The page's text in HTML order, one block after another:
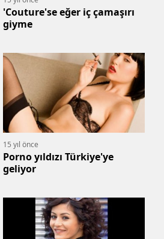
'Couture'se eğer iç çamaşırı
giyme
15 yıl önce
Porno yıldızı Türkiye'ye
geliyor